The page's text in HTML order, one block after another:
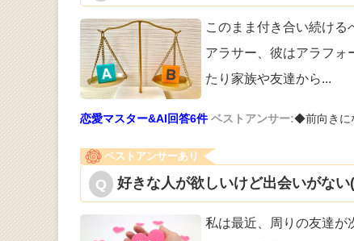
このまま付き合い続ける
アラサー 、彼はアラフ
たり家族や友達から...
恋愛マスター&AI回答6件 ベストアンサー:◆前向きに
ベストアンサーあり
好きな人が欲しいけど出会いがない
私は最近、周りの友達が